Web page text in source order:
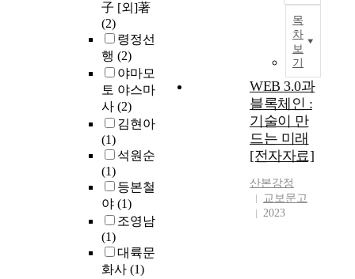
子 [외]著
(2)
령정선
행 (2)
야마모
토 야스마
사 (2)
김현아
(1)
석원순
(1)
등본철
야 (1)
조영남
(1)
대륙문
화사 (1)
목
차
보
기
WEB 3.0과
블록체인 :
기술이 만
드는 미래
[전자자료]
산본강정
교보문고
2023